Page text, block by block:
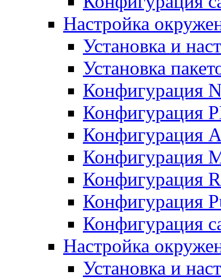
Настройка
Установка и
Установка
Конфигурация
Конфигурация
Конфигурация
Конфигурация
Конфигурация
Конфигурация
Конфигурация
Настройка
Установка и